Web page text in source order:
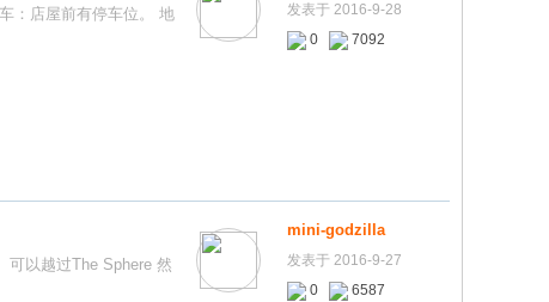
：店屋前有停车位。 地
发表于 2016-9-28
0
7092
可以越过The Sphere 然
mini-godzilla
发表于 2016-9-27
0
6587